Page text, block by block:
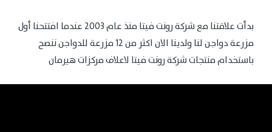
بدأت علاقتنا مع شركة رونت فيتا منذ عام 2003 عندما افتتحنا أول
مزرعة دواجن لنا ولدينا الان اكثر من 12 مزرعة للدواجن ننصح
باستخدام منتجات شركة رونت فيتا لاعلاف مركزات هيرمان